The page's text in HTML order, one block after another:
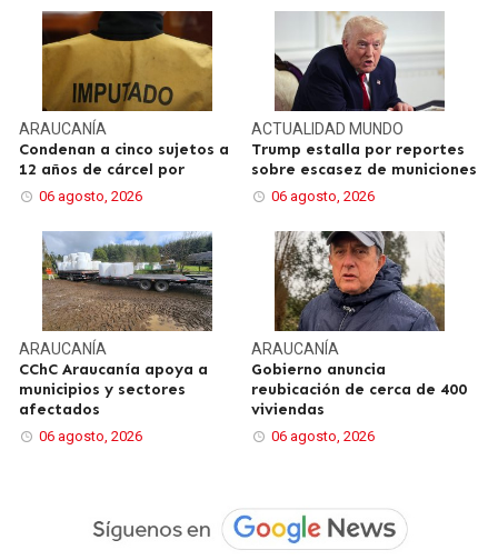
ARAUCANÍA
Condenan a cinco sujetos a
12 años de cárcel por
06 agosto, 2026
ACTUALIDAD MUNDO
Trump estalla por reportes
sobre escasez de municiones
06 agosto, 2026
ARAUCANÍA
CChC Araucanía apoya a
municipios y sectores
afectados
06 agosto, 2026
ARAUCANÍA
Gobierno anuncia
reubicación de cerca de 400
viviendas
06 agosto, 2026